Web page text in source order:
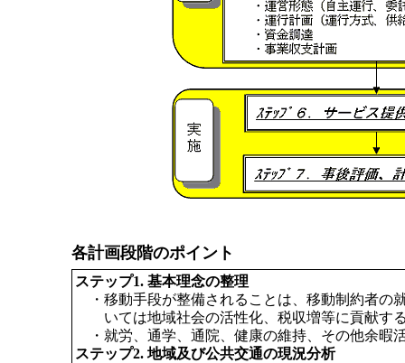
各計画段階のポイント
ステップ1. 基本理念の整理
・移動手段が整備されることは、移動制約者
いては地域社会の活性化、税収増等に貢献す
・就労、通学、通院、健康の維持、その他余
ステップ2. 地域及び公共交通の現況分析